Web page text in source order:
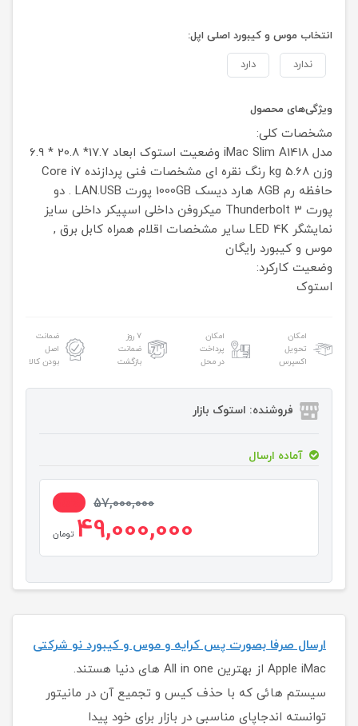
انتخاب موس و کیبورد اصلی اپل:
ندارد
دارد
ویژگی‌های محصول
مشخصات کلی:
مدل iMac Slim A1418
وضعیت استوک ابعاد 17.7* 20.8 * 6.9
وزن 5.68 kg
رنگ نقره ای مشخصات فنی پردازنده Core i7
حافظه رم 8GB
هارد دیسک 1000GB
پورت LAN.USB . دو
پورت Thunderbolt 3
میکروفن داخلی اسپیکر داخلی سایز
نمایشگر LED 4K
سایر مشخصات اقلام همراه کابل برق ,
موس و کیبورد رایگان
وضعیت کارکرد:
استوک
امکان
تحویل
اکسپرس
امکان
پرداخت
در محل
۷ روز
ضمانت
بازگشت
ضمانت
اصل
بودن کالا
فروشنده: استوک بازار
آماده ارسال
57,000,000
49,000,000 تومان
ارسال صرفا بصورت پس کرایه و موس و کیبورد نو شرکتی
Apple iMac از بهترین All in one های دنیا هستند.
سیستم هائی که با حذف کیس و تجمیع آن در مانیتور
توانسته اندجاپای مناسبی در بازار برای خود پیدا